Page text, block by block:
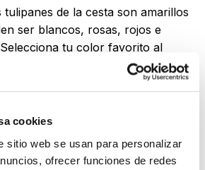
cookies
sitio web se usan para personalizar
ofrecer funciones de redes
de la cesta son amarillos
ser blancos, rosas, rojos e
tu color favorito al
porque no quedan existencias.